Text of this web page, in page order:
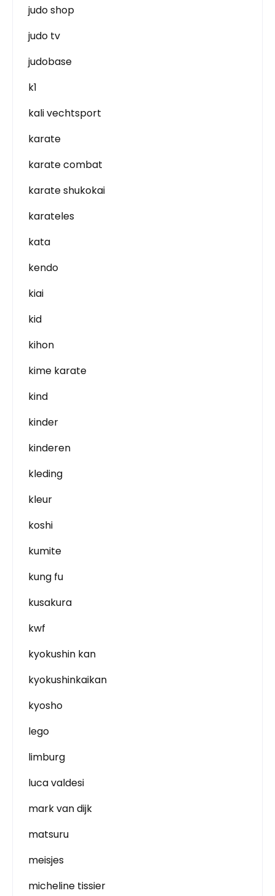
judo shop
judo tv
judobase
k1
kali vechtsport
karate
karate combat
karate shukokai
karateles
kata
kendo
kiai
kid
kihon
kime karate
kind
kinder
kinderen
kleding
kleur
koshi
kumite
kung fu
kusakura
kwf
kyokushin kan
kyokushinkaikan
kyosho
lego
limburg
luca valdesi
mark van dijk
matsuru
meisjes
micheline tissier